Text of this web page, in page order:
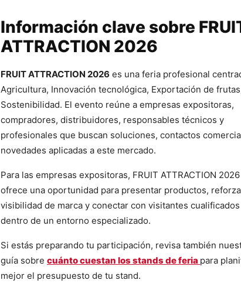
Información clave sobre
ATTRACTION 2026
FRUIT ATTRACTION 2026 es una feria profesional
Agricultura, Innovación tecnológica, Exportación de
Sostenibilidad. El evento reúne a empresas expositoras,
compradores, distribuidores, responsables técnicos y
profesionales que buscan soluciones, contactos
novedades aplicadas a este mercado.
Para las empresas expositoras, FRUIT ATTRACTION 2026
ofrece una oportunidad para presentar productos,
visibilidad de marca y conectar con visitantes cualificados
dentro de un entorno especializado.
Si estás preparando tu participación, revisa también
guía sobre cuánto cuestan los stands de feria para
mejor el presupuesto de tu stand.